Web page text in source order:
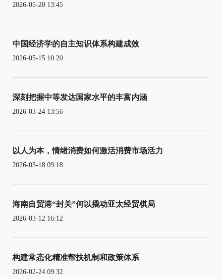
2026-05-20 13:45
中国经济学的自主知识体系构建成效
2026-05-15 10:20
深刻把握中等发达国家水平的丰富内涵
2026-03-24 13:56
以人为本，情绪消费如何激活消费市场活力
2026-03-18 09:18
海南自贸港“封关”何以撬动亚太经贸棋局
2026-03-12 16:12
构建常态化精准帮扶机制和政策体系
2026-02-24 09:32